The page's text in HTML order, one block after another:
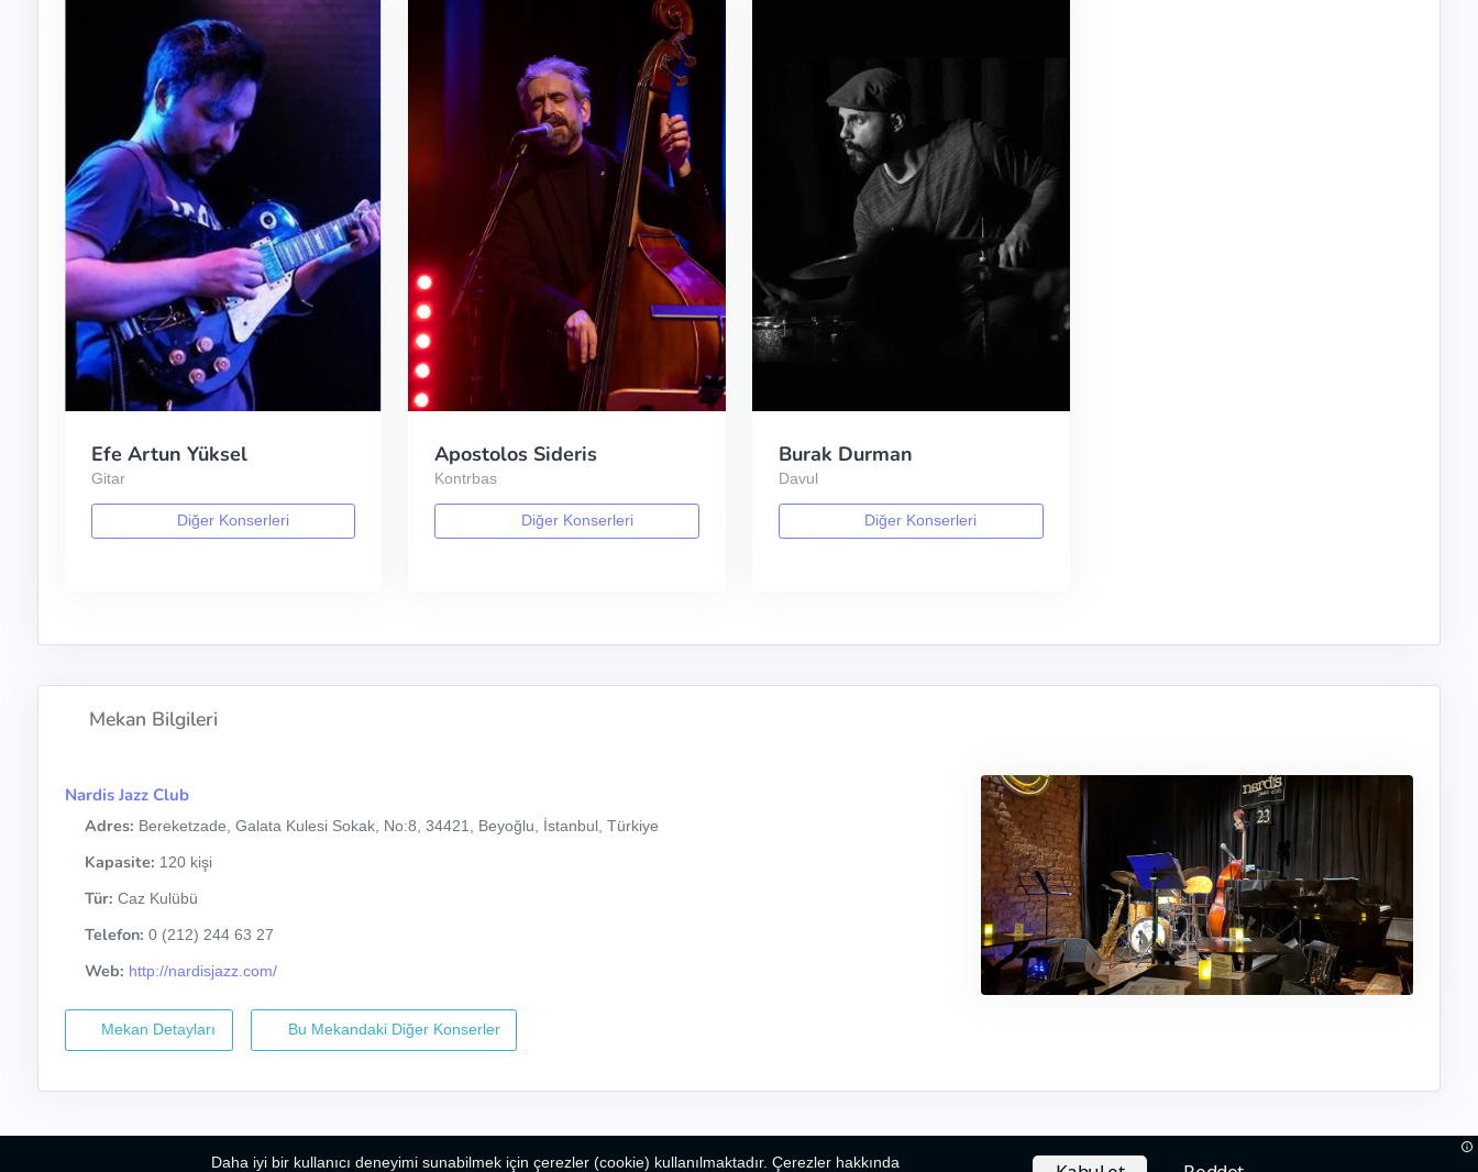
Efe Artun Yüksel
Gitar
Diğer Konserleri
Apostolos Sideris
Kontrbas
Diğer Konserleri
Burak Durman
Davul
Diğer Konserleri
Mekan Bilgileri
Nardis Jazz Club
Adres: Bereketzade, Galata Kulesi Sokak, No:8, 34421, Beyoğlu, İstanbul, Türkiye
Kapasite: 120 kişi
Tür: Caz Kulübü
Telefon: 0 (212) 244 63 27
Web: http://nardisjazz.com/
Mekan Detayları Bu Mekandaki Diğer Konserler
Daha iyi bir kullanıcı deneyimi sunabilmek için çerezler (cookie) kullanılmaktadır. Çerezler hakkında